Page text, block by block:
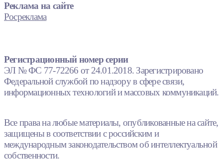
Реклама на сайте
Росреклама
Регистрационный номер серии
ЭЛ № ФС 77-72266 от 24.01.2018. Зарегистрировано
Федеральной службой по надзору в сфере связи,
информационных технологий и массовых коммуникаций.
Все права на любые материалы, опубликованные на сайте,
защищены в соответствии с российским и
международным законодательством об интеллектуальной
собственности.